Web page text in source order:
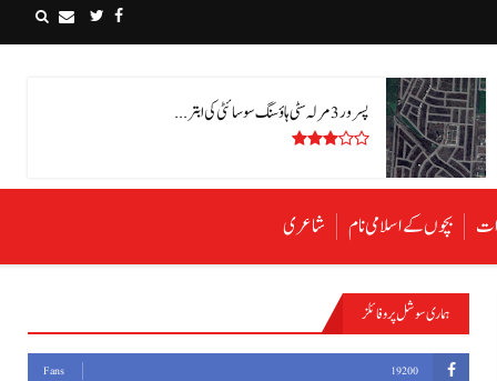
پسرور 3 مرلہ سٹی ہاؤسنگ سوسائٹی کی ابتر ...
بچوں کے اسلامی نام شاعری
ہماری سوشل پروفائلز
19200
Fans